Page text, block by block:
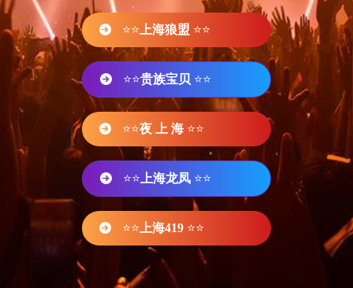
⭐⭐ 上海狼盟 ⭐⭐
⭐⭐贵族宝贝 ⭐⭐
⭐⭐夜 上 海 ⭐⭐
⭐⭐ 上海龙凤 ⭐⭐
⭐⭐ 上海419 ⭐⭐